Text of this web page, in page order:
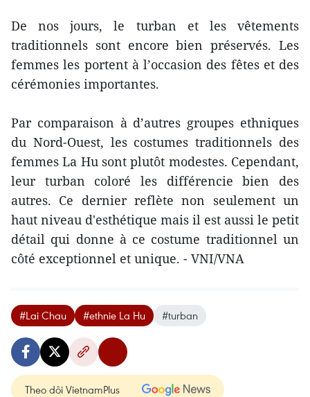
De nos jours, le turban et les vêtements
traditionnels sont encore bien préservés. Les
femmes les portent à l’occasion des fêtes et des
cérémonies importantes.
Par comparaison à d’autres groupes ethniques
du Nord-Ouest, les costumes traditionnels des
femmes La Hu sont plutôt modestes. Cependant,
leur turban coloré les différencie bien des
autres. Ce dernier reflète non seulement un
haut niveau d'esthétique mais il est aussi le petit
détail qui donne à ce costume traditionnel un
côté exceptionnel et unique. - VNI/VNA
#Lai Chau #ethnie La Hu #turban
Theo dõi VietnamPlus